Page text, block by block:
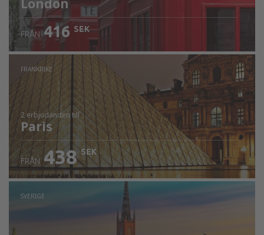
London
FRÅN 416 SEK
FRANKRIKE
2 erbjudanden till
Paris
FRÅN 438 SEK
SVERIGE